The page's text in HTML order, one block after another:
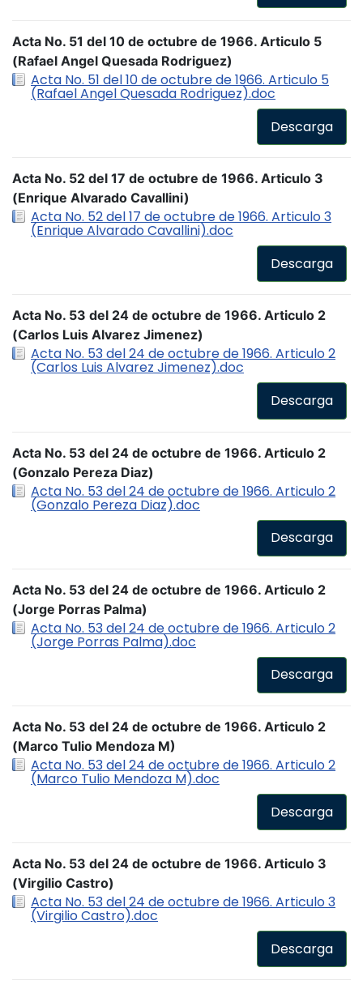
Acta No. 51 del 10 de octubre de 1966. Articulo 5
(Rafael Angel Quesada Rodriguez)
Acta No. 51 del 10 de octubre de 1966. Articulo 5
(Rafael Angel Quesada Rodriguez).doc
Descarga
Acta No. 52 del 17 de octubre de 1966. Articulo 3
(Enrique Alvarado Cavallini)
Acta No. 52 del 17 de octubre de 1966. Articulo 3
(Enrique Alvarado Cavallini).doc
Descarga
Acta No. 53 del 24 de octubre de 1966. Articulo 2
(Carlos Luis Alvarez Jimenez)
Acta No. 53 del 24 de octubre de 1966. Articulo 2
(Carlos Luis Alvarez Jimenez).doc
Descarga
Acta No. 53 del 24 de octubre de 1966. Articulo 2
(Gonzalo Pereza Diaz)
Acta No. 53 del 24 de octubre de 1966. Articulo 2
(Gonzalo Pereza Diaz).doc
Descarga
Acta No. 53 del 24 de octubre de 1966. Articulo 2
(Jorge Porras Palma)
Acta No. 53 del 24 de octubre de 1966. Articulo 2
(Jorge Porras Palma).doc
Descarga
Acta No. 53 del 24 de octubre de 1966. Articulo 2
(Marco Tulio Mendoza M)
Acta No. 53 del 24 de octubre de 1966. Articulo 2
(Marco Tulio Mendoza M).doc
Descarga
Acta No. 53 del 24 de octubre de 1966. Articulo 3
(Virgilio Castro)
Acta No. 53 del 24 de octubre de 1966. Articulo 3
(Virgilio Castro).doc
Descarga